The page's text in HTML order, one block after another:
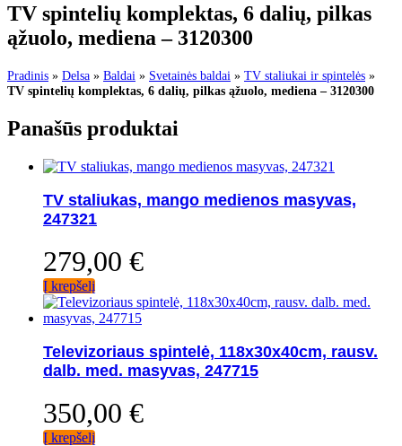
TV spintelių komplektas, 6 dalių, pilkas
ąžuolo, mediena – 3120300
Pradinis » Delsa » Baldai » Svetainės baldai » TV staliukai ir spintelės »
TV spintelių komplektas, 6 dalių, pilkas ąžuolo, mediena – 3120300
Panašūs produktai
TV staliukas, mango medienos masyvas,
247321
279,00 €
Į krepšelį
Televizoriaus spintelė, 118x30x40cm, rausv.
dalb. med. masyvas, 247715
350,00 €
Į krepšelį